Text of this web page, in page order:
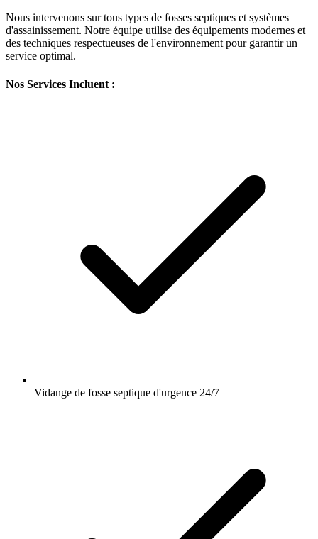
Nous intervenons sur tous types de fosses septiques et systèmes
d'assainissement. Notre équipe utilise des équipements modernes et
des techniques respectueuses de l'environnement pour garantir un
service optimal.
Nos Services Incluent :
Vidange de fosse septique d'urgence 24/7